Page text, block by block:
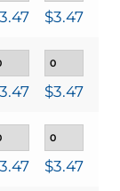
$3.47
$3.47
$3.47